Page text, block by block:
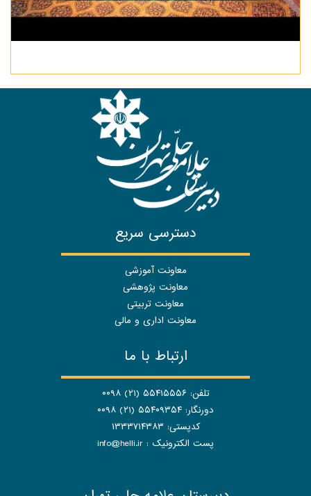
دسترسی سریع
معاونت آموزشی
معاونت پژوهشی
معاونت تربیتی
معاونت اداری و مالی
ارتباط با ما
تلفن: ۵۵۴۱۵۵۵۶ (۲۱) ۰۰۹۸
دورنگار: ۵۵۴۰۹۳۵۴ (۲۱) ۰۰۹۸
کدپستی: ۱۳۳۳۷۱۴۳۸۳
پست الکترونیک : info@helli.ir